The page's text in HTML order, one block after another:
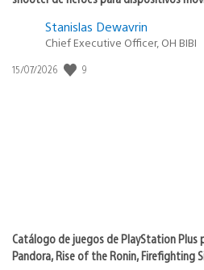
Stanislas Dewavrin
Chief Executive Officer, OH BIBI
Fecha
15/07/2026 9
Catálogo de juegos de PlayStation Plus
Pandora, Rise of the Ronin, Firefighting